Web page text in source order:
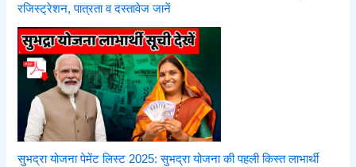
रजिस्ट्रेशन, पात्रता व दस्तावेज जानें
सुभद्रा योजना पेमेंट लिस्ट 2025: सुभद्रा योजना की पहली किस्त लाभार्थी